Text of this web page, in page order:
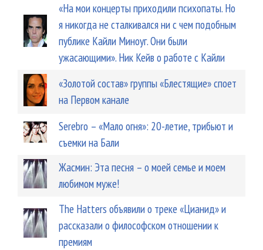
«На мои концерты приходили психопаты. Но
я никогда не сталкивался ни с чем подобным
публике Кайли Миноуг. Они были
ужасающими». Ник Кейв о работе с Кайли
«Золотой состав» группы «Блестящие» споет
на Первом канале
Serebro – «Мало огня»: 20-летие, трибьют и
съемки на Бали
Жасмин: Эта песня – о моей семье и моем
любимом муже!
The Hatters объявили о треке «Цианид» и
рассказали о философском отношении к
премиям